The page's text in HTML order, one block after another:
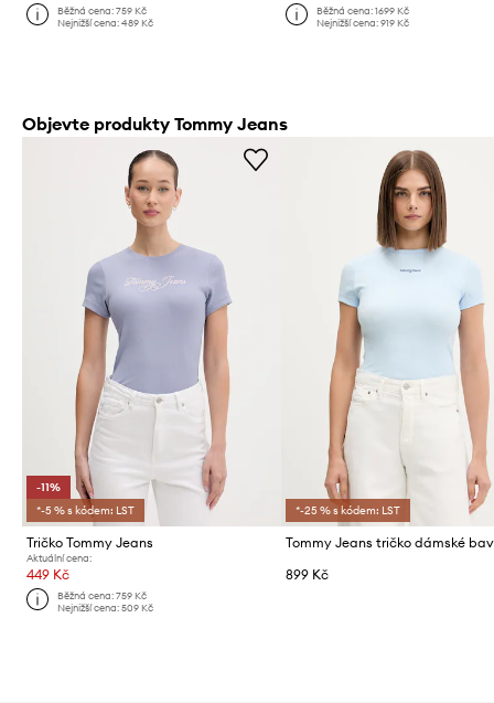
Běžná cena:759 Kč
Nejnižší cena:489 Kč
Běžná cena: 1699 Kč
Nejnižší cena: 919 Kč
Objevte produkty Tommy Jeans
-11%
*-5 % s kódem: LST
Tričko Tommy Jeans
Aktuální cena:
449 Kč
Běžná cena:759 Kč
Nejnižší cena:509 Kč
*-25 % s kódem: LST
899 Kč